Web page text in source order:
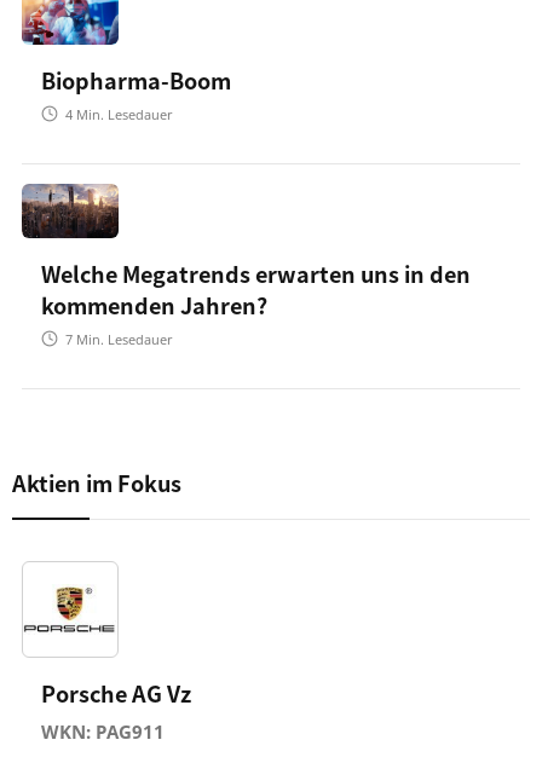
Biopharma-Boom
4 Min. Lesedauer
Welche Megatrends erwarten uns in den
kommenden Jahren?
7 Min. Lesedauer
Aktien im Fokus
Porsche AG Vz
WKN: PAG911